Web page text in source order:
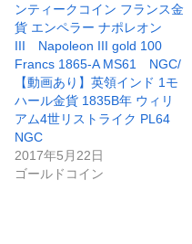
ンティークコイン フランス金
貨 エンペラー ナポレオン
III Napoleon III gold 100
Francs 1865-A MS61 NGC/
【動画あり】英領インド 1モ
ハール金貨 1835B年 ウィリ
アム4世リストライク PL64
NGC
2017年5月22日
ゴールドコイン